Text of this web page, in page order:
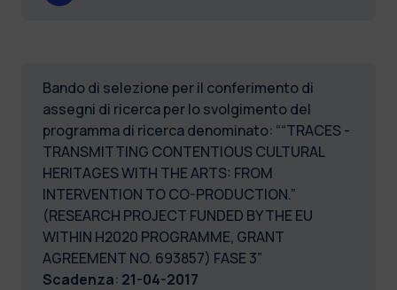
Bando di selezione per il conferimento di
assegni di ricerca per lo svolgimento del
programma di ricerca denominato: ““TRACES -
TRANSMITTING CONTENTIOUS CULTURAL
HERITAGES WITH THE ARTS: FROM
INTERVENTION TO CO-PRODUCTION.”
(RESEARCH PROJECT FUNDED BY THE EU
WITHIN H2020 PROGRAMME, GRANT
AGREEMENT NO. 693857) FASE 3”
Scadenza: 21-04-2017